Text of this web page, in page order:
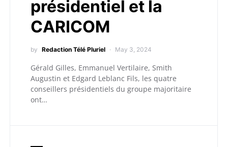
présidentiel et la
CARICOM
by Redaction Télé Pluriel May 3, 2024
Gérald Gilles, Emmanuel Vertilaire, Smith
Augustin et Edgard Leblanc Fils, les quatre
conseillers présidentiels du groupe majoritaire
ont…